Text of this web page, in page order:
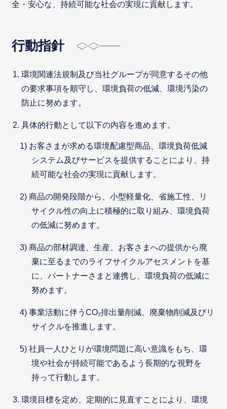
全・安心な、持続可能な社会の実現に貢献します。
行動指針
環境関連法規制及び当社グループが同意するその他
の要求事項を順守し、環境負荷の低減、環境汚染の
防止に努めます。
具体的行動として以下の内容を進めます。
お客さまが求める環境配慮型商品、環境負荷低減
システム及びサービスを提供することにより、持
続可能な社会の実現に貢献します。
商品の開発段階から、小型軽量化、省施工性、リ
サイクル性の向上に積極的に取り組み、環境負荷
の低減に努めます。
商品の部材調達、生産、お客さまへの提供から廃
棄に至るまでのライフサイクルアセスメントを基
に、パートナーさまと連携し、環境負荷の低減に
努めます。
事業活動に伴うCO₂排出量削減、廃棄物削減及びリ
サイクルを推進します。
社員一人ひとりが環境問題に高い意識をもち、環
境や社会が持続可能であるよう長期的な視野を
持って行動します。
環境目標を定め、定期的に見直すことにより、環境